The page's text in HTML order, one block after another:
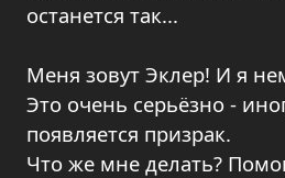
останется так...
Меня зовут Эклер! И я
Это очень серьёзно -
появляется призрак.
Что же мне делать?